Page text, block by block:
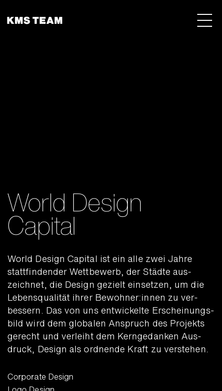
World Design
Capital
World Design Capital ist ein alle zwei Jahre
statt­fin­den­der Wett­bewerb, der Städte aus­
zeichnet, die Design gezielt ein­setzen, um die
Lebens­qualität ihrer Be­woh­ner:innen zu ver­
bessern. Das von uns ent­wickelte Erscheinungs­
bild wird dem globalen Anspruch des Projekts
gerecht und verleiht dem Kern­gedanken Aus­
druck, Design als ordnende Kraft zu verstehen.
Corporate Design